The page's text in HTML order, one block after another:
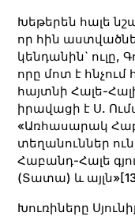
Խեթերեն հալե
որ հին
կենդանին` ուլը,
որը մոտ է հնչում
հայտնի Հալե-
իրավացի է Ս.
«Առհասարակ
տեղանուններ
Հաբանդ-Հալե
(Տատա) և այլն»
Խուռիները